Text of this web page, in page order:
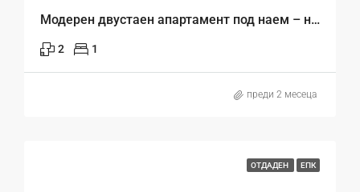
Модерен двустаен апартамент под наем – ново строителство, с огромна тераса
2 1
преди 2 месеца
ОТДАДЕН ЕПК